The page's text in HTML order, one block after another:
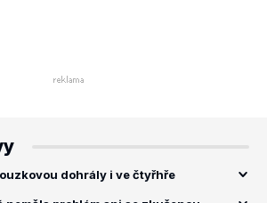
dohrály i ve čtyřhře